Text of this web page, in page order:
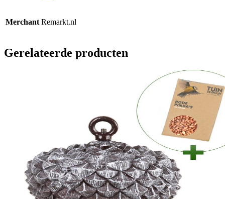
Merchant Remarkt.nl
Gerelateerde producten